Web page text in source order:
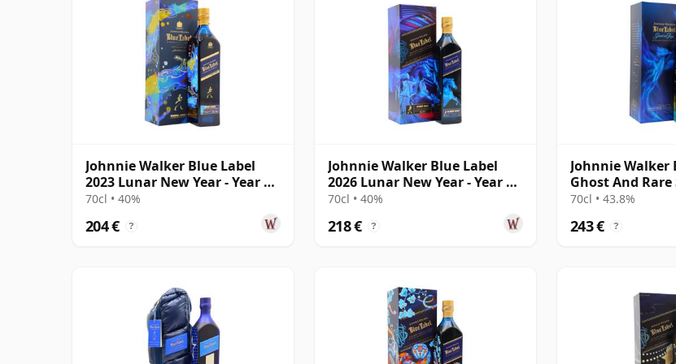
Johnnie Walker Blue Label
2023 Lunar New Year - Year Of
The Rabbi
70cl • 40%
204 € ?
Johnnie Walker Blue Label
2026 Lunar New Year - Year Of
The Horse
70cl • 40%
218 € ?
Johnnie Walker
Ghost And Rare
Glenury Royal &
70cl • 43.8%
243 € ?